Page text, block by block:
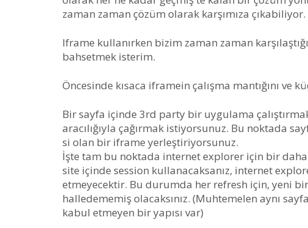
zaman zaman çözüm olarak karşımıza çıkabiliyor.
Iframe kullanırken bizim zaman zaman
bahsetmek isterim.
Öncesinde kısaca iframein çalışma mantığını ve
Bir sayfa içinde 3rd party bir uygulama
aracılığıyla çağırmak istiyorsunuz. Bu noktada
si olan bir iframe yerleştiriyorsunuz.
İşte tam bu noktada internet explorer için bir daha
site içinde session kullanacaksanız, internet
etmeyecektir. Bu durumda her refresh için, yeni
halledememiş olacaksınız. (Muhtemelen aynı
kabul etmeyen bir yapısı var)